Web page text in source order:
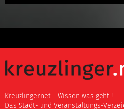
Kreuzlinger.net - Wissen was geht !
Das Stadt- und Veranstaltungs-